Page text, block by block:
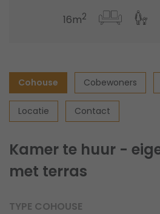
16m2
Cohouse Cobewoners
Locatie Contact
Kamer te huur -
met terras
TYPE COHOUSE